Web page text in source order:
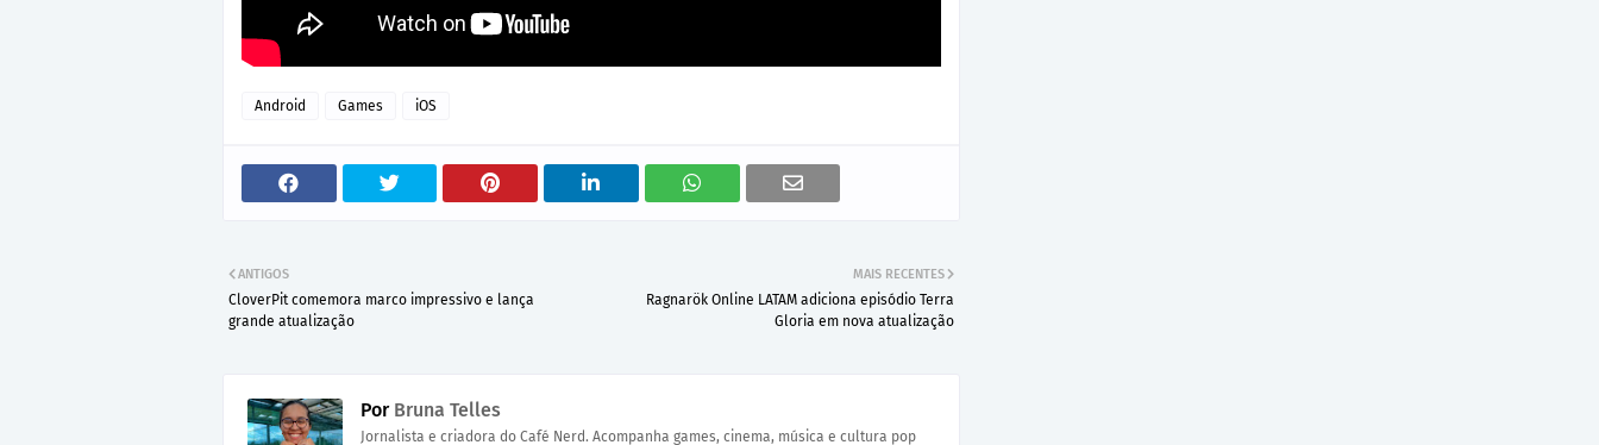
Android Games iOS
MAIS RECENTES
Ragnarök Online LATAM adiciona episódio Terra
Gloria em nova atualização
ANTIGOS
CloverPit comemora marco impressivo e lança
grande atualização
PorBruna Telles
Jornalista e criadora do Café Nerd. Acompanha games, cinema, música e cultura pop